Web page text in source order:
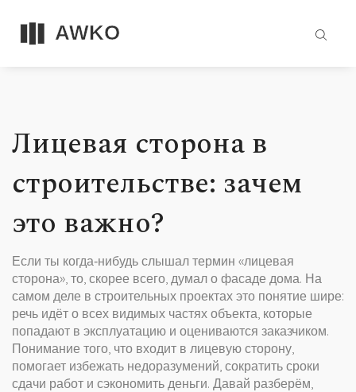
Лицевая сторона в
строительстве: зачем
это важно?
Если ты когда‑нибудь слышал термин «лицевая
сторона», то, скорее всего, думал о фасаде дома. На
самом деле в строительных проектах это понятие шире:
речь идёт о всех видимых частях объекта, которые
попадают в эксплуатацию и оцениваются заказчиком.
Понимание того, что входит в лицевую сторону,
помогает избежать недоразумений, сократить сроки
сдачи работ и сэкономить деньги. Давай разберём,